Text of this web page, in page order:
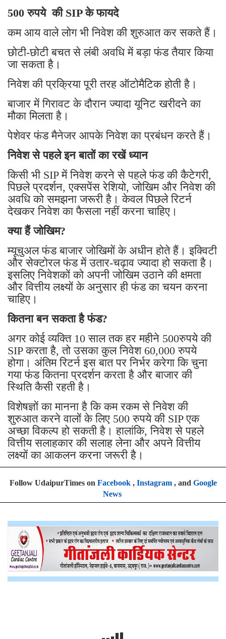
500 रुपये की SIP के फायदे
कम आय वाले लोग भी निवेश की शुरुआत कर सकते हैं।
छोटी-छोटी बचत से लंबी अवधि में बड़ा फंड तैयार किया
जा सकता है।
निवेश की प्रक्रिया पूरी तरह ऑटोमैटिक होती है।
बाजार में गिरावट के दौरान ज्यादा यूनिट खरीदने का
मौका मिलता है।
पेशेवर फंड मैनेजर आपके निवेश का प्रबंधन करते हैं।
निवेश से पहले इन बातों का रखें ध्यान
किसी भी SIP में निवेश करने से पहले फंड की कैटेगरी,
पिछले प्रदर्शन, एक्सपेंस रेशियो, जोखिम और निवेश की
अवधि को समझना जरूरी है। केवल पिछले रिटर्न
देखकर निवेश का फैसला नहीं करना चाहिए।
क्या हैं जोखिम?
म्यूचुअल फंड बाजार जोखिमों के अधीन होते हैं। इक्विटी
और सेक्टोरल फंड में उतार-चढ़ाव ज्यादा हो सकता है।
इसलिए निवेशकों को अपनी जोखिम उठाने की क्षमता
और वित्तीय लक्ष्यों के अनुसार ही फंड का चयन करना
चाहिए।
कितना बन सकता है फंड?
अगर कोई व्यक्ति 10 साल तक हर महीने 500रुपये की
SIP करता है, तो उसका कुल निवेश 60,000 रुपये
होगा। अंतिम रिटर्न इस बात पर निर्भर करेगा कि चुना
गया फंड कितना प्रदर्शन करता है और बाजार की
स्थिति कैसी रहती है।
विशेषज्ञों का मानना है कि कम रकम से निवेश की
शुरुआत करने वालों के लिए 500 रुपये की SIP एक
अच्छा विकल्प हो सकती है। हालांकि, निवेश से पहले
वित्तीय सलाहकार की सलाह लेना और अपने वित्तीय
लक्ष्यों का आकलन करना जरूरी है।
Follow UdaipurTimes on Facebook, Instagram, and Google
News